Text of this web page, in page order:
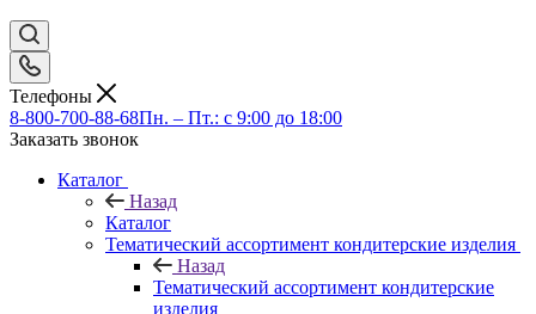
Телефоны
8-800-700-88-68Пн. – Пт.: с 9:00 до 18:00
Заказать звонок
Каталог
Назад
Каталог
Тематический ассортимент кондитерские изделия
Назад
Тематический ассортимент кондитерские
изделия